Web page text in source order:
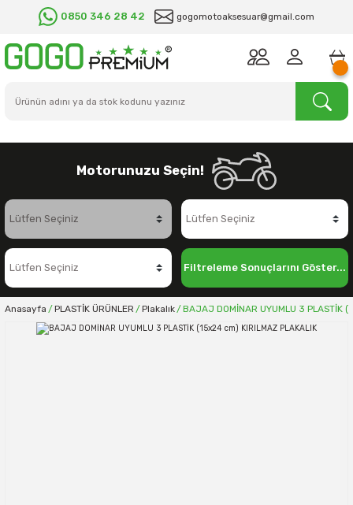
0850 346 28 42 gogomotoaksesuar@gmail.com
Motorunuzu Seçin!
Filtreleme Sonuçlarını Göster...
Anasayfa PLASTİK ÜRÜNLER Plakalık BAJAJ DOMİNAR UYUMLU 3 PLASTİK